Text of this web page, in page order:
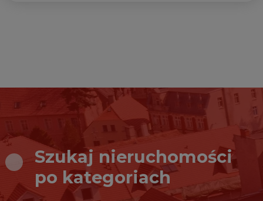
Szukaj nieruchomości
po kategoriach